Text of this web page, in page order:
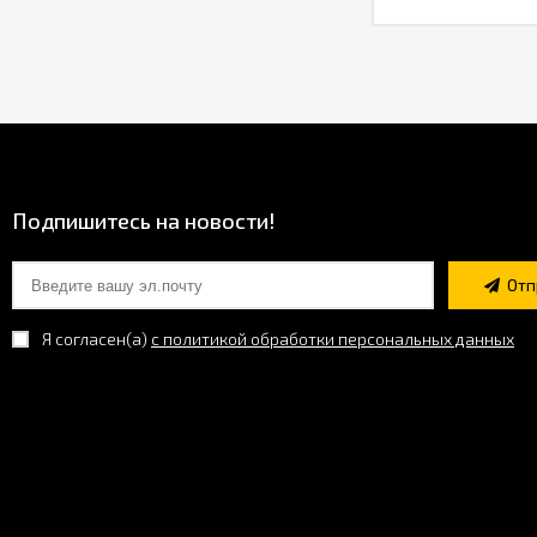
Подпишитесь на новости!
Я согласен(a) с политикой обработки персональных данных